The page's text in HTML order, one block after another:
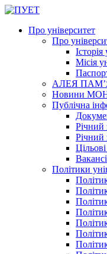
Про університет
Про
Місія
АЛЕЯ
Новини МОН
Публічна
Річний
Річний
Політики